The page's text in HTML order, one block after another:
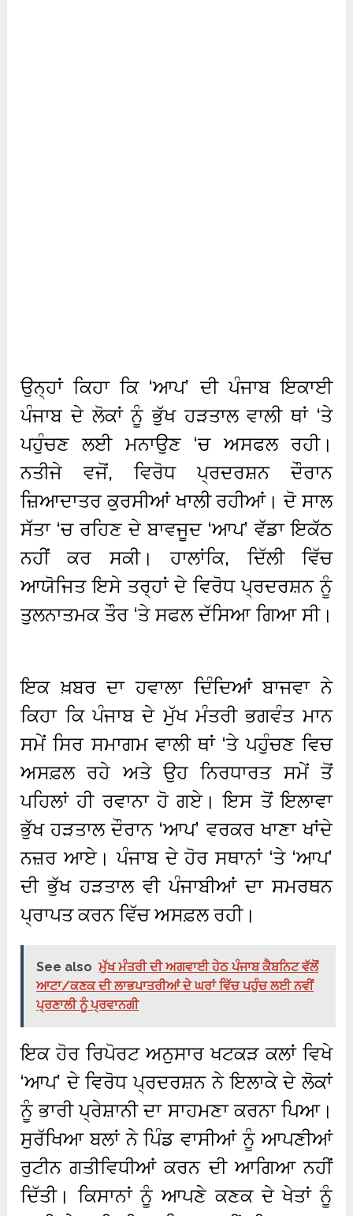
ਉਨ੍ਹਾਂ ਕਿਹਾ ਕਿ ‘ਆਪ’ ਦੀ ਪੰਜਾਬ ਇਕਾਈ
ਪੰਜਾਬ ਦੇ ਲੋਕਾਂ ਨੂੰ ਭੁੱਖ ਹੜਤਾਲ ਵਾਲੀ ਥਾਂ ‘ਤੇ
ਪਹੁੰਚਣ ਲਈ ਮਨਾਉਣ ‘ਚ ਅਸਫਲ ਰਹੀ।
ਨਤੀਜੇ ਵਜੋਂ, ਵਿਰੋਧ ਪ੍ਰਦਰਸ਼ਨ ਦੌਰਾਨ
ਜ਼ਿਆਦਾਤਰ ਕੁਰਸੀਆਂ ਖਾਲੀ ਰਹੀਆਂ। ਦੋ ਸਾਲ
ਸੱਤਾ ‘ਚ ਰਹਿਣ ਦੇ ਬਾਵਜੂਦ ‘ਆਪ’ ਵੱਡਾ ਇਕੱਠ
ਨਹੀਂ ਕਰ ਸਕੀ। ਹਾਲਾਂਕਿ, ਦਿੱਲੀ ਵਿੱਚ
ਆਯੋਜਿਤ ਇਸੇ ਤਰ੍ਹਾਂ ਦੇ ਵਿਰੋਧ ਪ੍ਰਦਰਸ਼ਨ ਨੂੰ
ਤੁਲਨਾਤਮਕ ਤੌਰ ‘ਤੇ ਸਫਲ ਦੱਸਿਆ ਗਿਆ ਸੀ।
ਇਕ ਖ਼ਬਰ ਦਾ ਹਵਾਲਾ ਦਿੰਦਿਆਂ ਬਾਜਵਾ ਨੇ
ਕਿਹਾ ਕਿ ਪੰਜਾਬ ਦੇ ਮੁੱਖ ਮੰਤਰੀ ਭਗਵੰਤ ਮਾਨ
ਸਮੇਂ ਸਿਰ ਸਮਾਗਮ ਵਾਲੀ ਥਾਂ ‘ਤੇ ਪਹੁੰਚਣ ਵਿਚ
ਅਸਫ਼ਲ ਰਹੇ ਅਤੇ ਉਹ ਨਿਰਧਾਰਤ ਸਮੇਂ ਤੋਂ
ਪਹਿਲਾਂ ਹੀ ਰਵਾਨਾ ਹੋ ਗਏ। ਇਸ ਤੋਂ ਇਲਾਵਾ
ਭੁੱਖ ਹੜਤਾਲ ਦੌਰਾਨ ‘ਆਪ’ ਵਰਕਰ ਖਾਣਾ ਖਾਂਦੇ
ਨਜ਼ਰ ਆਏ। ਪੰਜਾਬ ਦੇ ਹੋਰ ਸਥਾਨਾਂ ‘ਤੇ ‘ਆਪ’
ਦੀ ਭੁੱਖ ਹੜਤਾਲ ਵੀ ਪੰਜਾਬੀਆਂ ਦਾ ਸਮਰਥਨ
ਪ੍ਰਾਪਤ ਕਰਨ ਵਿੱਚ ਅਸਫ਼ਲ ਰਹੀ।
See also ਮੁੱਖ ਮੰਤਰੀ ਦੀ ਅਗਵਾਈ ਹੇਠ ਪੰਜਾਬ ਕੈਬਨਿਟ ਵੱਲੋਂ
ਆਟਾ/ਕਣਕ ਦੀ ਲਾਭਪਾਤਰੀਆਂ ਦੇ ਘਰਾਂ ਵਿੱਚ ਪਹੁੰਚ ਲਈ ਨਵੀਂ
ਪ੍ਰਣਾਲੀ ਨੂੰ ਪ੍ਰਵਾਨਗੀ
ਇਕ ਹੋਰ ਰਿਪੋਰਟ ਅਨੁਸਾਰ ਖਟਕੜ ਕਲਾਂ ਵਿਖੇ
‘ਆਪ’ ਦੇ ਵਿਰੋਧ ਪ੍ਰਦਰਸ਼ਨ ਨੇ ਇਲਾਕੇ ਦੇ ਲੋਕਾਂ
ਨੂੰ ਭਾਰੀ ਪ੍ਰੇਸ਼ਾਨੀ ਦਾ ਸਾਹਮਣਾ ਕਰਨਾ ਪਿਆ।
ਸੁਰੱਖਿਆ ਬਲਾਂ ਨੇ ਪਿੰਡ ਵਾਸੀਆਂ ਨੂੰ ਆਪਣੀਆਂ
ਰੁਟੀਨ ਗਤੀਵਿਧੀਆਂ ਕਰਨ ਦੀ ਆਗਿਆ ਨਹੀਂ
ਦਿੱਤੀ। ਕਿਸਾਨਾਂ ਨੂੰ ਆਪਣੇ ਕਣਕ ਦੇ ਖੇਤਾਂ ਨੂੰ